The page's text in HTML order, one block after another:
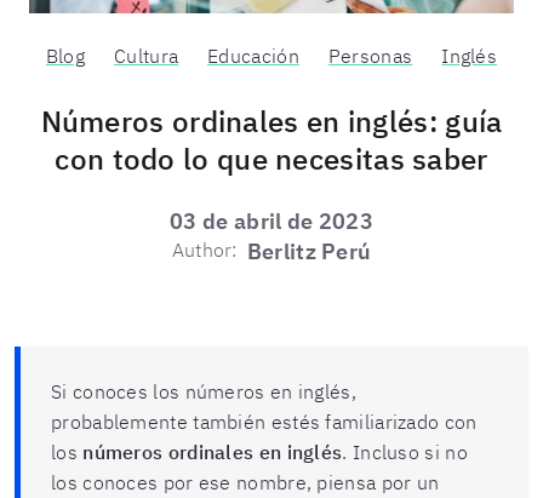
Blog Cultura Educación Personas Inglés
Números ordinales en inglés: guía
con todo lo que necesitas saber
03 de abril de 2023
Author: Berlitz Perú
Si conoces los números en inglés,
probablemente también estés familiarizado con
los números ordinales en inglés. Incluso si no
los conoces por ese nombre, piensa por un